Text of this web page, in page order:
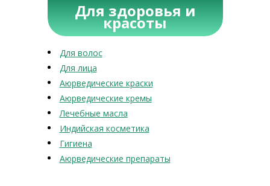
Для здоровья и
красоты
Для волос
Для лица
Аюрведические краски
Аюрведические кремы
Лечебные масла
Индийская косметика
Гигиена
Аюрведические препараты